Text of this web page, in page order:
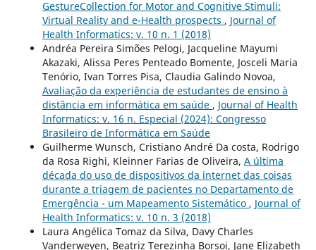
GestureCollection for Motor and Cognitive Stimuli:
Virtual Reality and e-Health prospects , Journal of
Health Informatics: v. 10 n. 1 (2018)
Andréa Pereira Simões Pelogi, Jacqueline Mayumi
Akazaki, Alissa Peres Penteado Bomente, Josceli Maria
Tenório, Ivan Torres Pisa, Claudia Galindo Novoa,
Avaliação da experiência de estudantes de ensino à
distância em informática em saúde , Journal of Health
Informatics: v. 16 n. Especial (2024): Congresso
Brasileiro de Informática em Saúde
Guilherme Wunsch, Cristiano André Da costa, Rodrigo
da Rosa Righi, Kleinner Farias de Oliveira, A última
década do uso de dispositivos da internet das coisas
durante a triagem de pacientes no Departamento de
Emergência - um Mapeamento Sistemático , Journal of
Health Informatics: v. 10 n. 3 (2018)
Laura Angélica Tomaz da Silva, Davy Charles
Vanderweyen, Beatriz Terezinha Borsoi, Jane Elizabeth